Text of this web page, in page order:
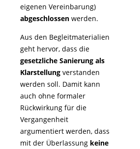
eigenen Vereinbarung)
abgeschlossen werden.
Aus den Begleitmaterialien
geht hervor, dass die
gesetzliche Sanierung als
Klarstellung verstanden
werden soll. Damit kann
auch ohne formaler
Rückwirkung für die
Vergangenheit
argumentiert werden, dass
mit der Überlassung keine